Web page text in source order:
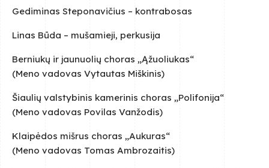
Gediminas Steponavičius – kontrabosas
Linas Būda – mušamieji, perkusija
Berniukų ir jaunuolių choras „Ąžuoliukas“
(Meno vadovas Vytautas Miškinis)
Šiaulių valstybinis kamerinis choras „Polifonija“
(Meno vadovas Povilas Vanžodis)
Klaipėdos mišrus choras „Aukuras“
(Meno vadovas Tomas Ambrozaitis)